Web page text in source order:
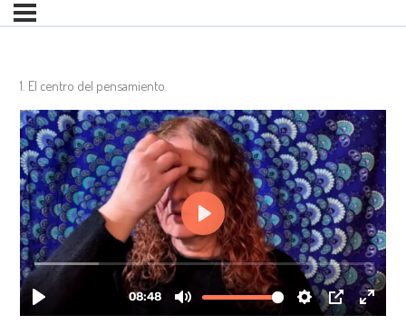
1. El centro del pensamiento.